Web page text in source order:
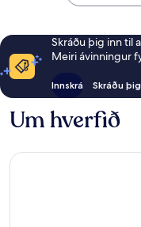
Skráðu þig inn til
Meiri ávinningur
Innskrá Skráðu
Um hverfið